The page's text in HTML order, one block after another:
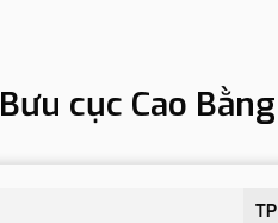
Bưu cục Cao Bằng